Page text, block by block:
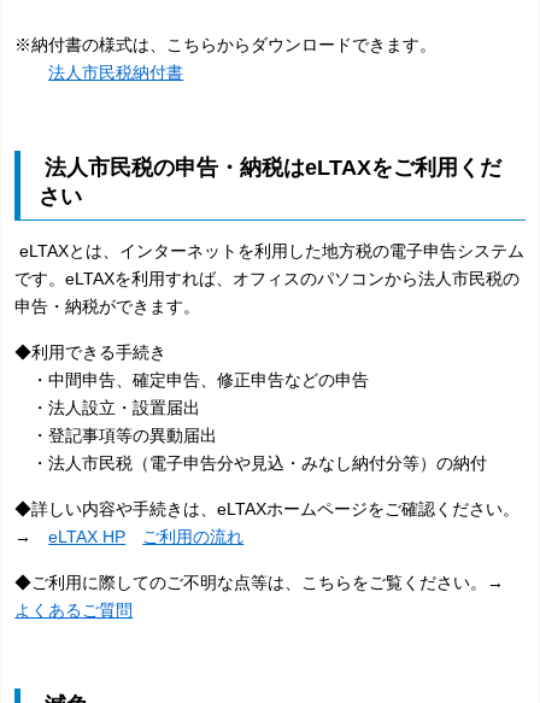
※納付書の様式は、こちらからダウンロードできます。
法人市民税納付書
法人市民税の申告・納税はeLTAXをご利用くだ
さい
eLTAXとは、インターネットを利用した地方税の電子申告システム
です。eLTAXを利用すれば、オフィスのパソコンから法人市民税の
申告・納税ができます。
◆利用できる手続き
・中間申告、確定申告、修正申告などの申告
・法人設立・設置届出
・登記事項等の異動届出
・法人市民税（電子申告分や見込・みなし納付分等）の納付
◆詳しい内容や手続きは、eLTAXホームページをご確認ください。
→eLTAX HP ご利用の流れ
◆ご利用に際してのご不明な点等は、こちらをご覧ください。→
よくあるご質問